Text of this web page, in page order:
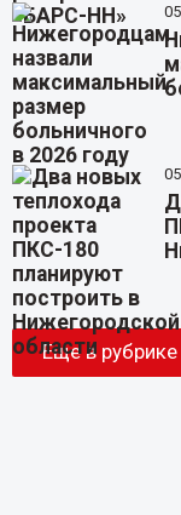
Еще в рубрике